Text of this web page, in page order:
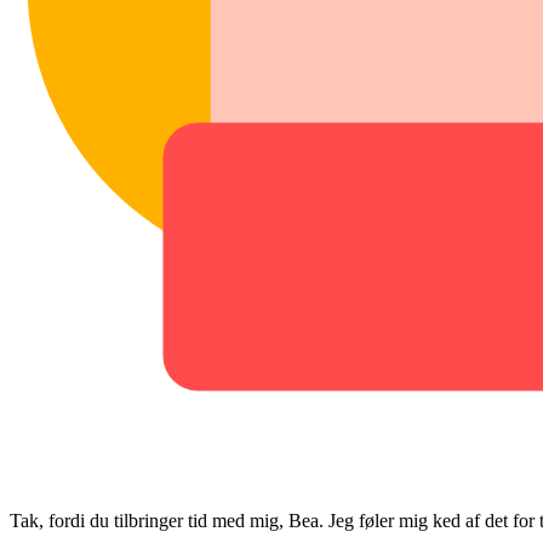
Tak, fordi du tilbringer tid med mig, Bea. Jeg føler mig ked af det for